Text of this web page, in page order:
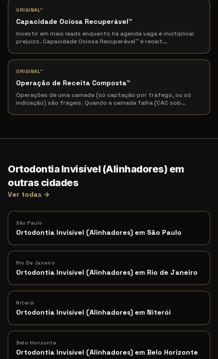
ORIGINAL™
Capacidade Ociosa Recuperável™
Investir em mais leads enquanto há agenda vaga é multiplicar
prejuízo. Capacidade Ociosa Recuperável™ é receit…
ORIGINAL™
Operação de Receita Composta™
Operações de uma camada (só captação por tráfego, ou só
indicação) são frágeis. Quando a camada falha (CAC sob…
Ortodontia Invisível (Alinhadores) em
outras cidades
Ver todas →
São Paulo
Ortodontia Invisível (Alinhadores) em São Paulo
Rio De Janeiro
Ortodontia Invisível (Alinhadores) em Rio de Janeiro
Niterói
Ortodontia Invisível (Alinhadores) em Niterói
Belo Horizonte
Ortodontia Invisível (Alinhadores) em Belo Horizonte